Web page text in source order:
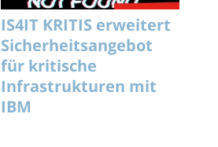
IS4IT KRITIS erweitert
Sicherheitsangebot
für kritische
Infrastrukturen mit
IBM